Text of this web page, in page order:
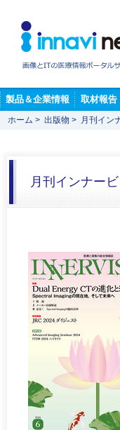
製品＆企業情報 取材報告
ホーム > 出版物 > 月刊イン
月刊インナー